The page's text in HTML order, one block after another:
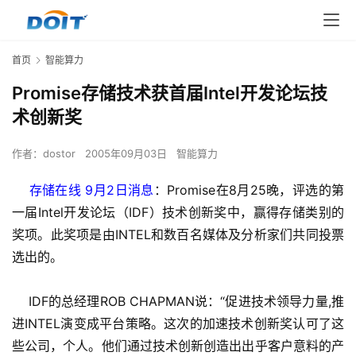
首页 智能算力
Promise存储技术获首届Intel开发论坛技
术创新奖
作者： dostor 2005年09月03日 智能算力
存储在线 9月2日消息 ：Promise在8月25晚，评选的第
一届Intel开发论坛（IDF）技术创新奖中，赢得存储类别的
奖项。此奖项是由INTEL和数百名媒体及分析家们共同投票
选出的。
IDF的总经理ROB CHAPMAN说：“促进技术领导力量,推
进INTEL演变成平台策略。这次的加速技术创新奖认可了这
些公司，个人。他们通过技术创新创造出出乎客户意料的产